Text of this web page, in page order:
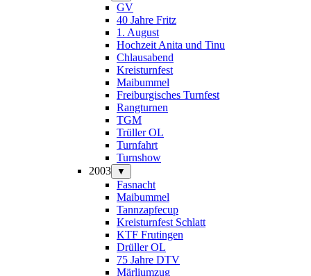
GV
40 Jahre Fritz
1. August
Hochzeit Anita und Tinu
Chlausabend
Kreisturnfest
Maibummel
Freiburgisches Turnfest
Rangturnen
TGM
Trüller OL
Turnfahrt
Turnshow
2003
▼
Fasnacht
Maibummel
Tannzapfecup
Kreisturnfest Schlatt
KTF Frutingen
Drüller OL
75 Jahre DTV
Märliumzug